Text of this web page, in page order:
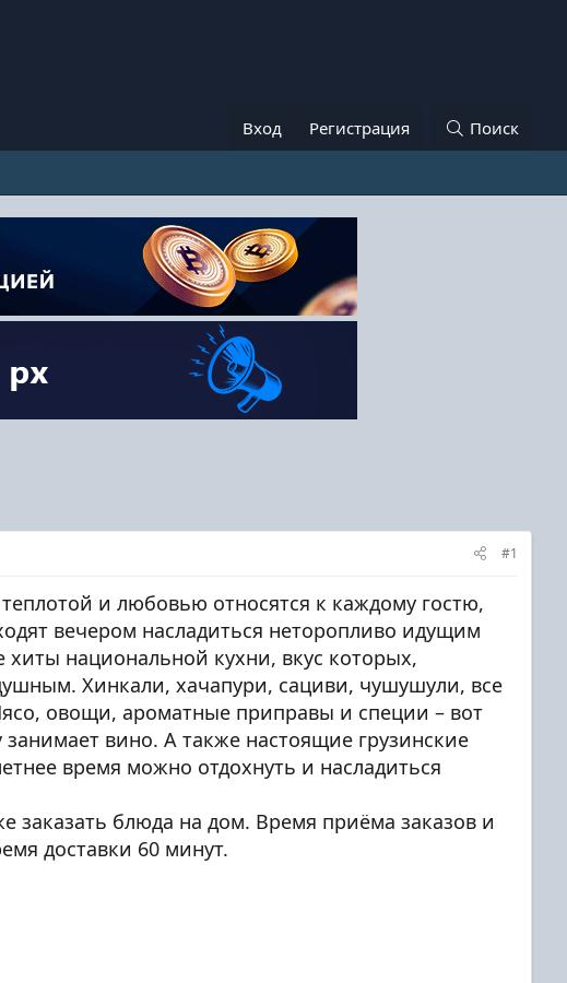
Вход Регистрация Поиск
#1
и любовью относятся к каждому гостю,
вечером насладиться неторопливо идущим
национальной кухни, вкус которых,
Хинкали, хачапури, сациви, чушушули, все
овощи, ароматные приправы и специи – вот
вино. А также настоящие грузинские
время можно отдохнуть и насладиться
блюда на дом. Время приёма заказов и
доставки 60 минут.